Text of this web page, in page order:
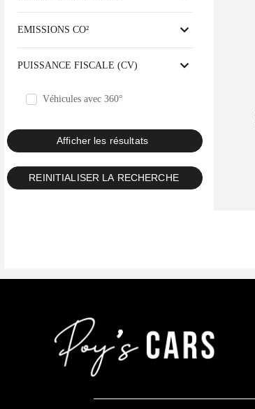
EMISSIONS CO²
PUISSANCE FISCALE (CV)
Véhicules avec 360°